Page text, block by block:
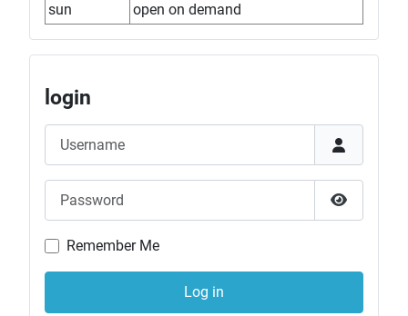
sun
open on demand
login
Show
Remember Me
Log in